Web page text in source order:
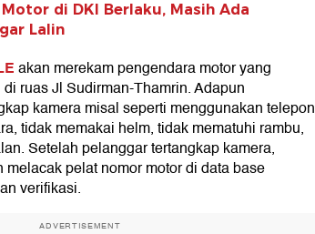
di DKI Berlaku, Masih Ada
Lalin
akan merekam pengendara motor yang
ruas Jl Sudirman-Thamrin. Adapun
kamera misal seperti menggunakan telepon
tidak memakai helm, tidak mematuhi rambu,
Setelah pelanggar tertangkap kamera,
pelat nomor motor di data base
verifikasi.
ADVERTISEMENT